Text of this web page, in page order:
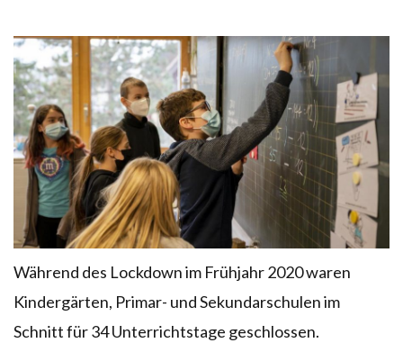
Während des Lockdown im Frühjahr 2020 waren
Kindergärten, Primar- und Sekundarschulen im
Schnitt für 34 Unterrichtstage geschlossen.